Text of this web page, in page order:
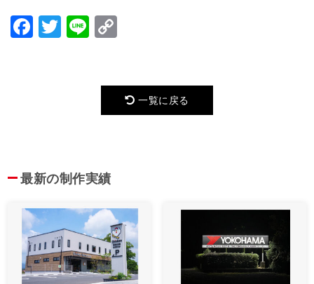
Facebook
Twitter
Line
一覧に戻る
最新の制作実績